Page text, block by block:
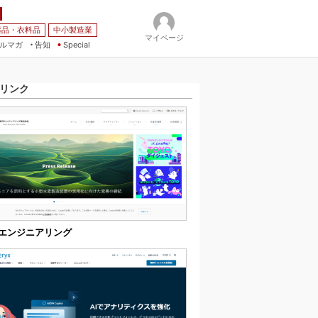
・衣料品
中小製造業
マガ
告知 Special
マイページ
ンク
ンジニアリング